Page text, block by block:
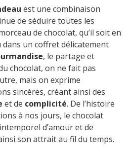
est une combinaison
de séduire toutes les
de chocolat, qu’il soit en
un coffret délicatement
, le partage et
chocolat, on ne fait pas
mais on exprime
sincères, créant ainsi des
et de complicité. De l’histoire
à nos jours, le chocolat
d’amour et de
son attrait au fil du temps.